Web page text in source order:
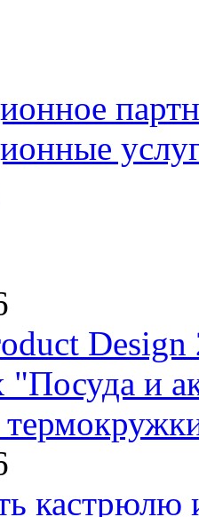
Design
"Посуда и
кастрюлю